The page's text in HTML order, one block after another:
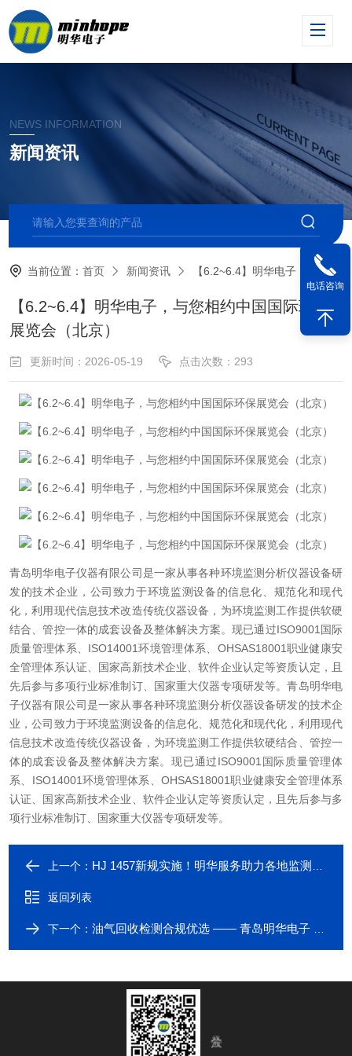
NEWS INFORMATION
新闻资讯
当前位置：首页 新闻资讯 【6.2~6.4】明华电子，与您相约中国国际环保展览会（北京）
【6.2~6.4】明华电子，与您相约中国国际环保
展览会（北京）
更新时间：2026-05-19 点击次数：293
青岛明华电子仪器有限公司是一家从事各种环境监测分析仪器设备研
发的技术企业，公司致力于环境监测设备的信息化、规范化和现代
化，利用现代信息技术改造传统仪器设备，为环境监测工作提供软硬
结合、管控一体的成套设备及整体解决方案。现已通过ISO9001国际
质量管理体系、ISO14001环境管理体系、OHSAS18001职业健康安
全管理体系认证、国家高新技术企业、软件企业认定等资质认定，且
先后参与多项行业标准制订、国家重大仪器专项研发等。青岛明华电
子仪器有限公司是一家从事各种环境监测分析仪器设备研发的技术企
业，公司致力于环境监测设备的信息化、规范化和现代化，利用现代
信息技术改造传统仪器设备，为环境监测工作提供软硬结合、管控一
体的成套设备及整体解决方案。现已通过ISO9001国际质量管理体
系、ISO14001环境管理体系、OHSAS18001职业健康安全管理体系
认证、国家高新技术企业、软件企业认定等资质认定，且先后参与多
项行业标准制订、国家重大仪器专项研发等。
上一个： HJ 1457新规实施！明华服务助力各地监测能力提升
返回列表
下一个：油气回收检测合规优选 —— 青岛明华电子 MH3510 型油气回收参数检测仪
电话咨询